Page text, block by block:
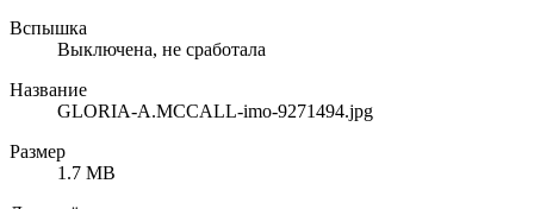
Вспышка
Выключена, не сработала
Название
GLORIA-A.MCCALL-imo-9271494.jpg
Размер
1.7 MB